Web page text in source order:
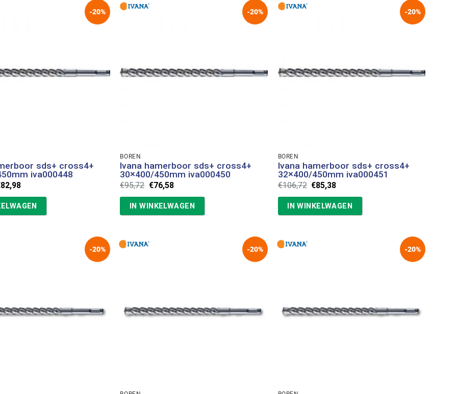
-20%
sds+ cross4+
iva000448
prijs
82,98Huidige
€82,98.
-20%
BOREN
Ivana hamerboor sds+ cross4+
30×400/450mm iva000450
€95,72 Oorspronkelijke
prijs
€95,72.
€76,58Huidige
€76,58.
IN WINKELWAGEN
-20%
BOREN
Ivana hamerboor sds+ cross4+
32×400/450mm iva000451
€106,72 Oorspronkelijke
prijs
€106,72.
€85,38Huidige
€85,38.
IN WINKELWAGEN
-20% -20% -20%